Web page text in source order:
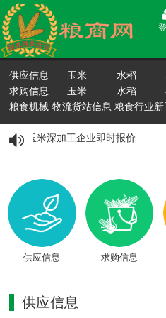
供应信息 玉米 水稻
求购信息
玉米 水稻
粮食机械 物流货站信息 粮食行业新
国内玉米深加工企业即时报价
供应信息 求购信息
供应信息